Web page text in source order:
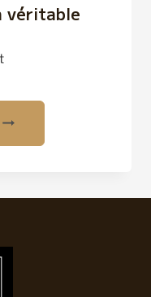
véritable